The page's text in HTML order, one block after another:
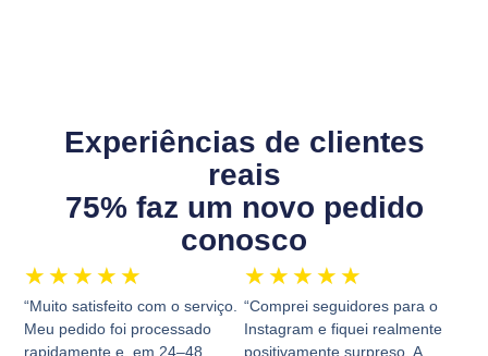
Experiências de clientes
reais
75% faz um novo pedido
conosco
★ ★ ★ ★ ★
“Muito satisfeito com o serviço.
Meu pedido foi processado
rapidamente e, em 24–48
★ ★ ★ ★ ★
“Comprei seguidores para o
Instagram e fiquei realmente
positivamente surpreso. A